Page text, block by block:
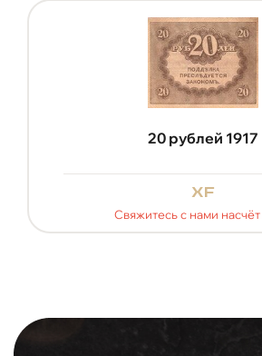
20 рублей 1917
xf
Свяжитесь с нами